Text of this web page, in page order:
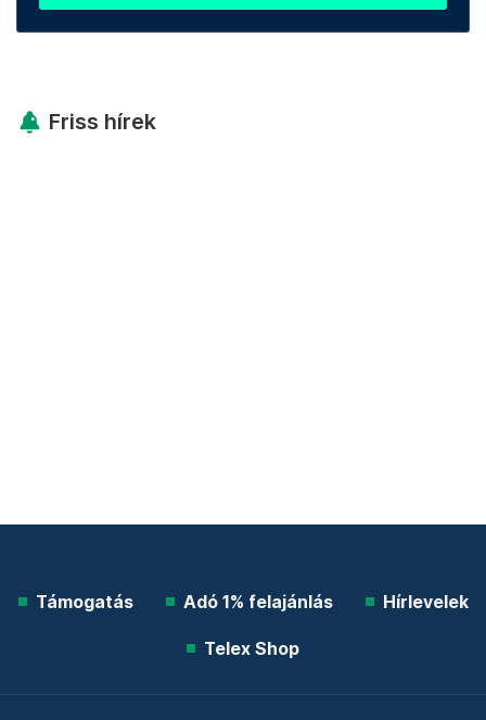
Friss hírek
Támogatás Adó 1% felajánlás Hírlevelek
Telex Shop